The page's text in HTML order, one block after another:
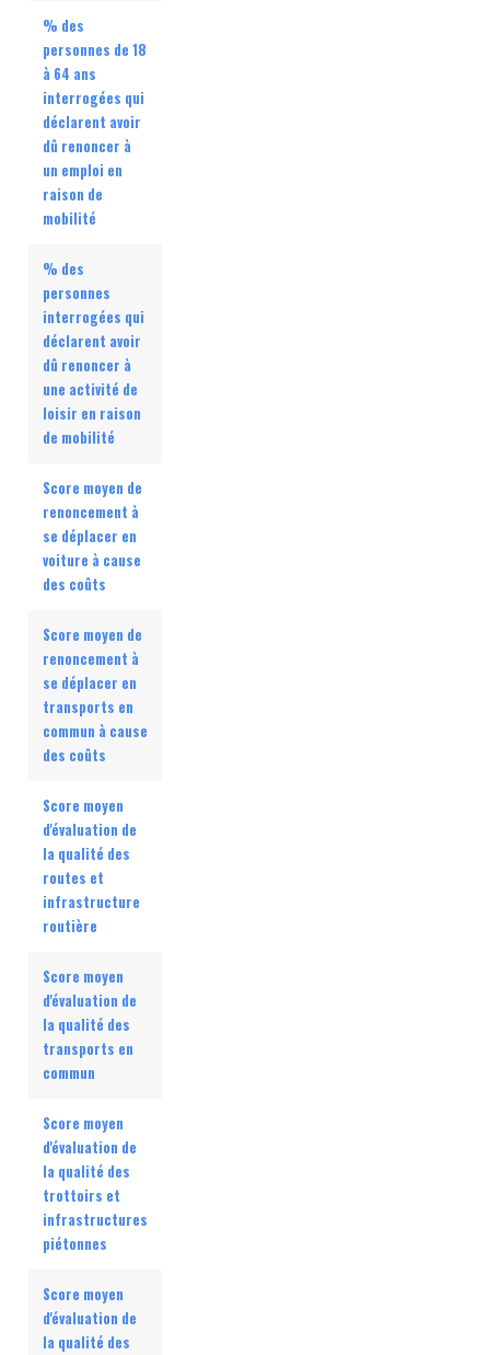
% des
personnes de 18
à 64 ans
interrogées qui
déclarent avoir
dû renoncer à
un emploi en
raison de
mobilité
% des
personnes
interrogées qui
déclarent avoir
dû renoncer à
une activité de
loisir en raison
de mobilité
Score moyen de
renoncement à
se déplacer en
voiture à cause
des coûts
Score moyen de
renoncement à
se déplacer en
transports en
commun à cause
des coûts
Score moyen
d'évaluation de
la qualité des
routes et
infrastructure
routière
Score moyen
d'évaluation de
la qualité des
transports en
commun
Score moyen
d'évaluation de
la qualité des
trottoirs et
infrastructures
piétonnes
Score moyen
d'évaluation de
la qualité des